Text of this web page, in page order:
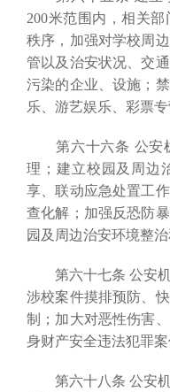
200米范围内，相关
秩序，加强对学校周
管以及治安状况、交
污染的企业、设施；
乐、游艺娱乐、彩票专
第六十六条 公安
理；建立校园及周边
享、联动应急处置工
查化解；加强反恐防
园及周边治安环境整治
第六十七条 公安机
涉校案件摸排预防、
制；加大对恶性伤害
身财产安全违法犯罪案
第六十八条 公安机